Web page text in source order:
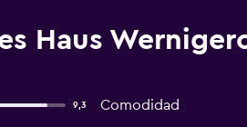
Haus
9,3 Comodidad